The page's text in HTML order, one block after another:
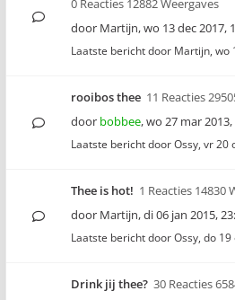
0 Reacties 12882 Weergaves
door Martijn,wo 13 dec 2017,
Laatste bericht door Martijn, wo
rooibos thee 11 Reacties
door bobbee,wo 27 mar 2013,
Laatste bericht doorOssy, vr 20
Thee is hot! 1 Reacties 14830
door Martijn,di 06 jan 2015,
Laatste bericht doorOssy, do 19
Drink jij thee? 30 Reacties